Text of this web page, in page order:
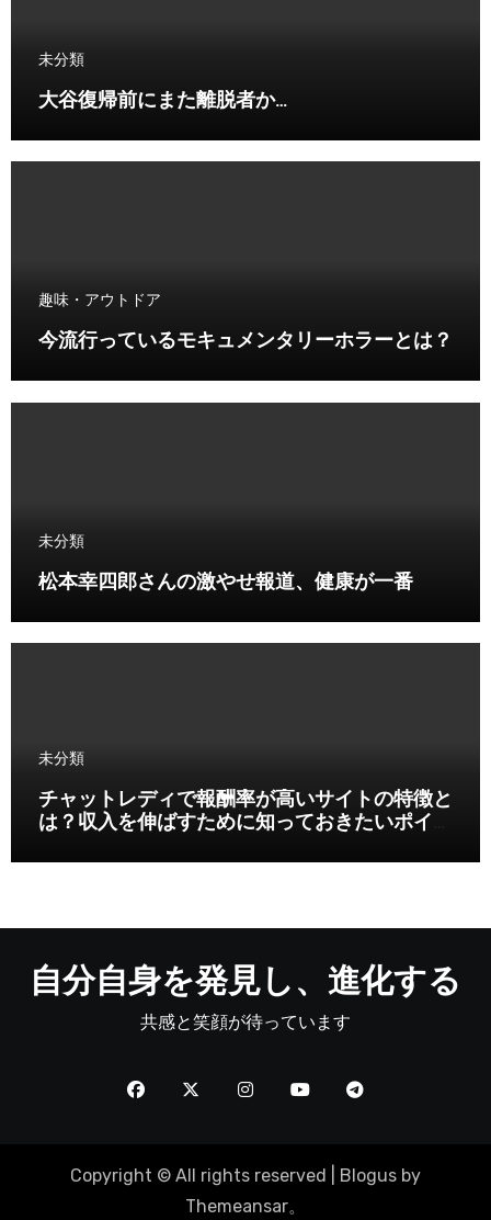
未分類
大谷復帰前にまた離脱者か…
趣味・アウトドア
今流行っているモキュメンタリーホラーとは？
未分類
松本幸四郎さんの激やせ報道、健康が一番
未分類
チャットレディで報酬率が高いサイトの特徴と
は？収入を伸ばすために知っておきたいポイン
自分自身を発見し、進化する
共感と笑顔が待っています
Copyright © All rights reserved Blogus by
Themeansar。